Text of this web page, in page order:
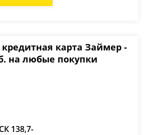
карта Займер -
на любые покупки
138,7-